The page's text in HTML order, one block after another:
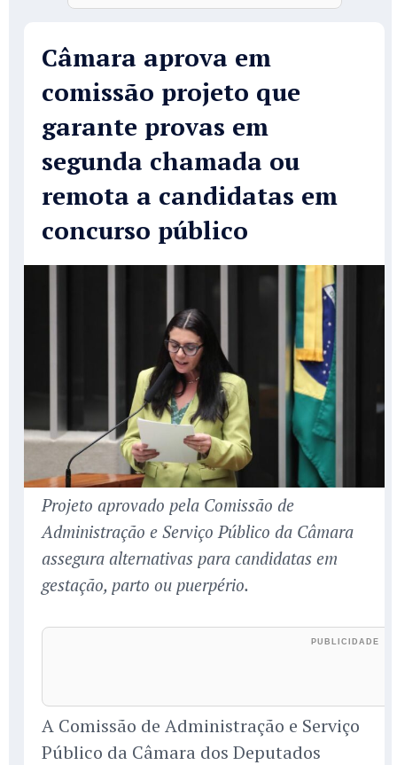
Câmara aprova em
comissão projeto que
garante provas em
segunda chamada ou
remota a candidatas em
concurso público
Projeto aprovado pela Comissão de
Administração e Serviço Público da Câmara
assegura alternativas para candidatas em
gestação, parto ou puerpério.
A Comissão de Administração e Serviço
Público da Câmara dos Deputados